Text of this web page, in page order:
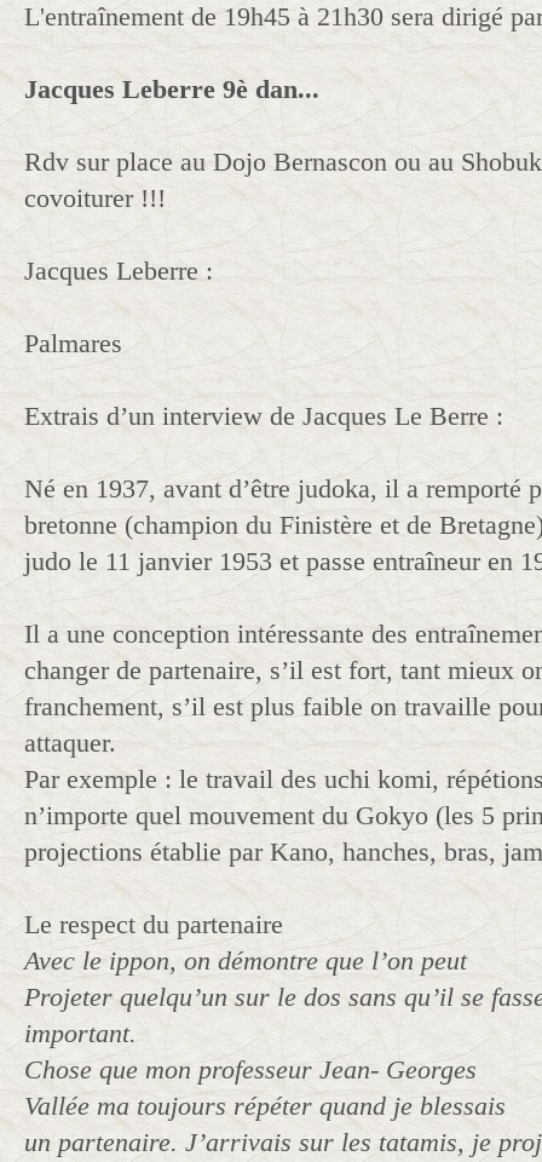
L'entraînement de 19h45 à 21h30 sera dirigé
Jacques Leberre 9è dan...
Rdv sur place au Dojo Bernascon ou au
covoiturer !!!
Jacques Leberre :
Palmares
Extrais d’un interview de Jacques Le Berre :
Né en 1937, avant d’être judoka, il a remporté
bretonne (champion du Finistère et de
judo le 11 janvier 1953 et passe entraîneur en
Il a une conception intéressante des
changer de partenaire, s’il est fort, tant mieux
franchement, s’il est plus faible on travaille
attaquer.
Par exemple : le travail des uchi komi,
n’importe quel mouvement du Gokyo (les 5
projections établie par Kano, hanches, bras,
Le respect du partenaire
Avec le ippon, on démontre que l’on peut
Projeter quelqu’un sur le dos sans qu’il se
important.
Chose que mon professeur Jean- Georges
Vallée ma toujours répéter quand je blessais
un partenaire. J’arrivais sur les tatamis, je